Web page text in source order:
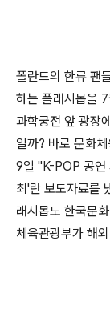
폴란드의 한류 팬
하는 플래시몹을
과학궁전 앞 광장
일까? 바로 문화
9일 "K-POP 공연
최'란 보도자료를
래시몹도 한국문
체육관광부가 해